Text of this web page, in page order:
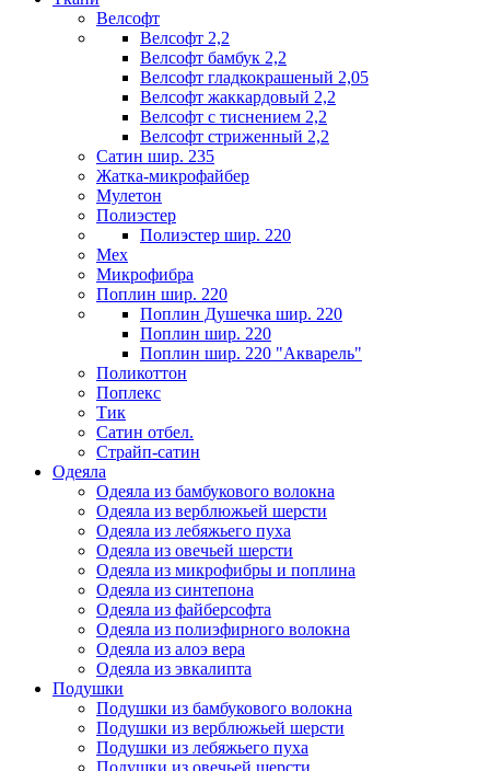
Велсофт
Велсофт 2,2
Велсофт бамбук 2,2
Велсофт гладкокрашеный 2,05
Велсофт жаккардовый 2,2
Велсофт с тиснением 2,2
Велсофт стриженный 2,2
Сатин шир. 235
Жатка-микрофайбер
Мулетон
Полиэстер
Полиэстер шир. 220
Мех
Микрофибра
Поплин шир. 220
Поплин Душечка шир. 220
Поплин шир. 220
Поплин шир. 220 "Акварель"
Поликоттон
Поплекс
Тик
Сатин отбел.
Страйп-сатин
Одеяла
Одеяла из бамбукового волокна
Одеяла из верблюжьей шерсти
Одеяла из лебяжьего пуха
Одеяла из овечьей шерсти
Одеяла из микрофибры и поплина
Одеяла из синтепона
Одеяла из файберсофта
Одеяла из полиэфирного волокна
Одеяла из алоэ вера
Одеяла из эвкалипта
Подушки
Подушки из бамбукового волокна
Подушки из верблюжьей шерсти
Подушки из лебяжьего пуха
Подушки из овечьей шерсти